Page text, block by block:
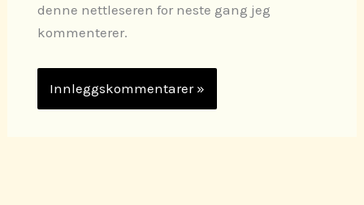
denne nettleseren for neste gang jeg
kommenterer.